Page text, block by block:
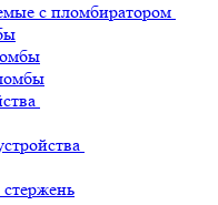
с пломбиратором